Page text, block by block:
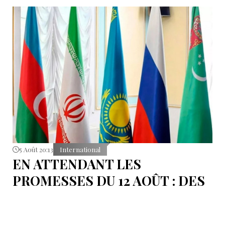
5 Août 20:13 International
EN ATTENDANT LES
PROMESSES DU 12 AOÛT : DES